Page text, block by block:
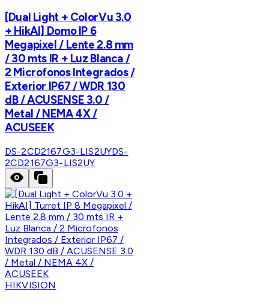
[Dual Light + ColorVu 3.0
+ HikAI] Domo IP 6
Megapixel / Lente 2.8 mm
/ 30 mts IR + Luz Blanca /
2 Microfonos Integrados /
Exterior IP67 / WDR 130
dB / ACUSENSE 3.0 /
Metal / NEMA 4X /
ACUSEEK
DS-2CD2167G3-LIS2UYDS-
2CD2167G3-LIS2UY
HIKVISION